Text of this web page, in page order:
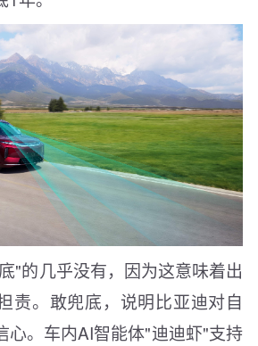
"的几乎没有，因为这意味着出
责。敢兜底，说明比亚迪对自
心。车内AI智能体"迪迪虾"支持